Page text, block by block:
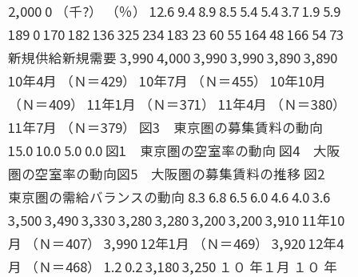
2,000 0 （千?） （％） 12.6 9.4 8.9 8.5 5.4 5.4 3.7 1.9 5.9
189 0 170 182 136 325 234 183 23 60 55 164 48 166 54 73
新規供給新規需要 3,990 4,000 3,990 3,990 3,890 3,890
10年4月 （Ｎ＝429） 10年7月 （Ｎ＝455） 10年10月
（Ｎ＝409） 11年1月 （Ｎ＝371） 11年4月 （Ｎ＝380）
11年7月 （Ｎ＝379） 図3 東京圏の募集賃料の動向
15.0 10.0 5.0 0.0 図1 東京圏の空室率の動向 図4 大阪
圏の空室率の動向図5 大阪圏の募集賃料の推移 図2
東京圏の需給バランスの動向 8.3 6.8 6.5 6.0 4.6 4.0 3.6
3,500 3,490 3,330 3,280 3,280 3,200 3,200 3,910 11年10
月 （Ｎ＝407） 3,990 12年1月 （Ｎ＝469） 3,920 12年4
月 （Ｎ＝468） 1.2 0.2 3,180 3,250 １０ 年１月 １０ 年